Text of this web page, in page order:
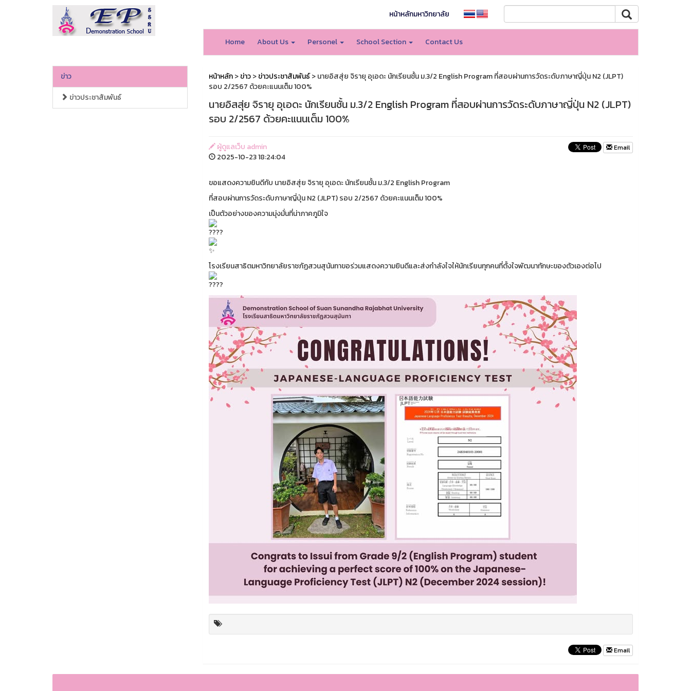
หน้าหลักมหาวิทยาลัย
Home About Us Personel School Section Contact Us
ข่าว
ข่าวประชาสัมพันธ์
หน้าหลัก>ข่าว>ข่าวประชาสัมพันธ์> นายอิสสุ่ย จิรายุ อุเอดะ นักเรียนชั้น ม.3/2 English Program ที่สอบผ่านการวัดระดับภาษาญี่ปุ่น N2 (JLPT)
รอบ 2/2567 ด้วยคะแนนเต็ม 100%
นายอิสสุ่ย จิรายุ อุเอดะ นักเรียนชั้น ม.3/2 English Program ที่สอบผ่านการวัดระดับภาษาญี่ปุ่น N2 (JLPT)
รอบ 2/2567 ด้วยคะแนนเต็ม 100%
ผู้ดูแลเว็บ admin
2025-10-23 18:24:04
Email
ขอแสดงความยินดีกับ นายอิสสุ่ย จิรายุ อุเอดะ นักเรียนชั้น ม.3/2 English Program
ที่สอบผ่านการวัดระดับภาษาญี่ปุ่น N2 (JLPT) รอบ 2/2567 ด้วยคะแนนเต็ม 100%
เป็นตัวอย่างของความมุ่งมั่นที่น่าภาคภูมิใจ
โรงเรียนสาธิตมหาวิทยาลัยราชภัฏสวนสุนันทาขอร่วมแสดงความยินดีและส่งกำลังใจให้นักเรียนทุกคนที่ตั้งใจพัฒนาทักษะของตัวเองต่อไป
Email